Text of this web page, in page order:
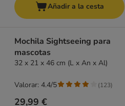
Añadir a la cesta
Mochila Sightseeing para
mascotas
32 x 21 x 46 cm (L x An x Al)
29,99 €
Valorar: 4.4/5 (123)